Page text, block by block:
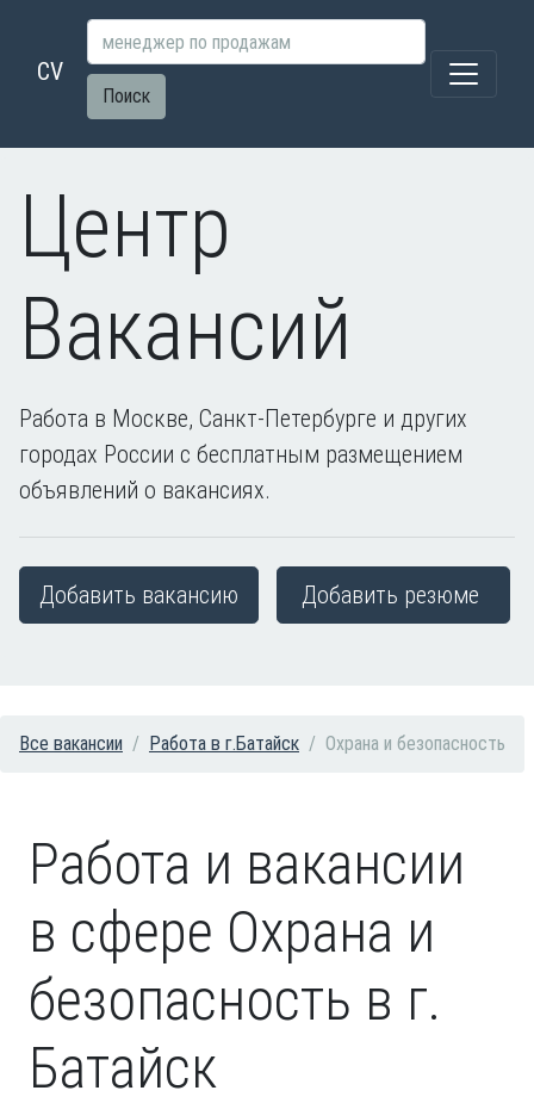
CV
Поиск
Центр
Вакансий
Работа в Москве, Санкт-Петербурге и других
городах России с бесплатным размещением
объявлений о вакансиях.
Добавить вакансию Добавить резюме
Все вакансии Работа в г.Батайск Охрана и безопасность
Работа и вакансии
в сфере Охрана и
безопасность в г.
Батайск